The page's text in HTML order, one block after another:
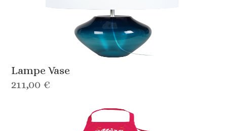
Lampe Vase
211,00 €